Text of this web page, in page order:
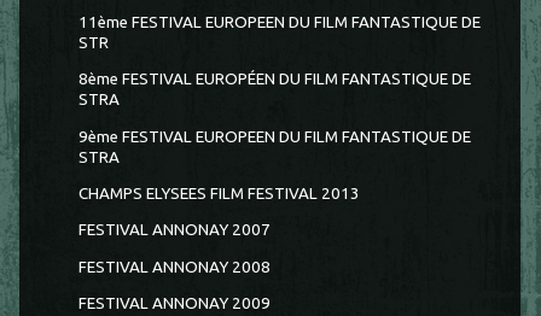
11ème FESTIVAL EUROPEEN DU FILM FANTASTIQUE DE
STR
8ème FESTIVAL EUROPÉEN DU FILM FANTASTIQUE DE
STRA
9ème FESTIVAL EUROPEEN DU FILM FANTASTIQUE DE
STRA
CHAMPS ELYSEES FILM FESTIVAL 2013
FESTIVAL ANNONAY 2007
FESTIVAL ANNONAY 2008
FESTIVAL ANNONAY 2009